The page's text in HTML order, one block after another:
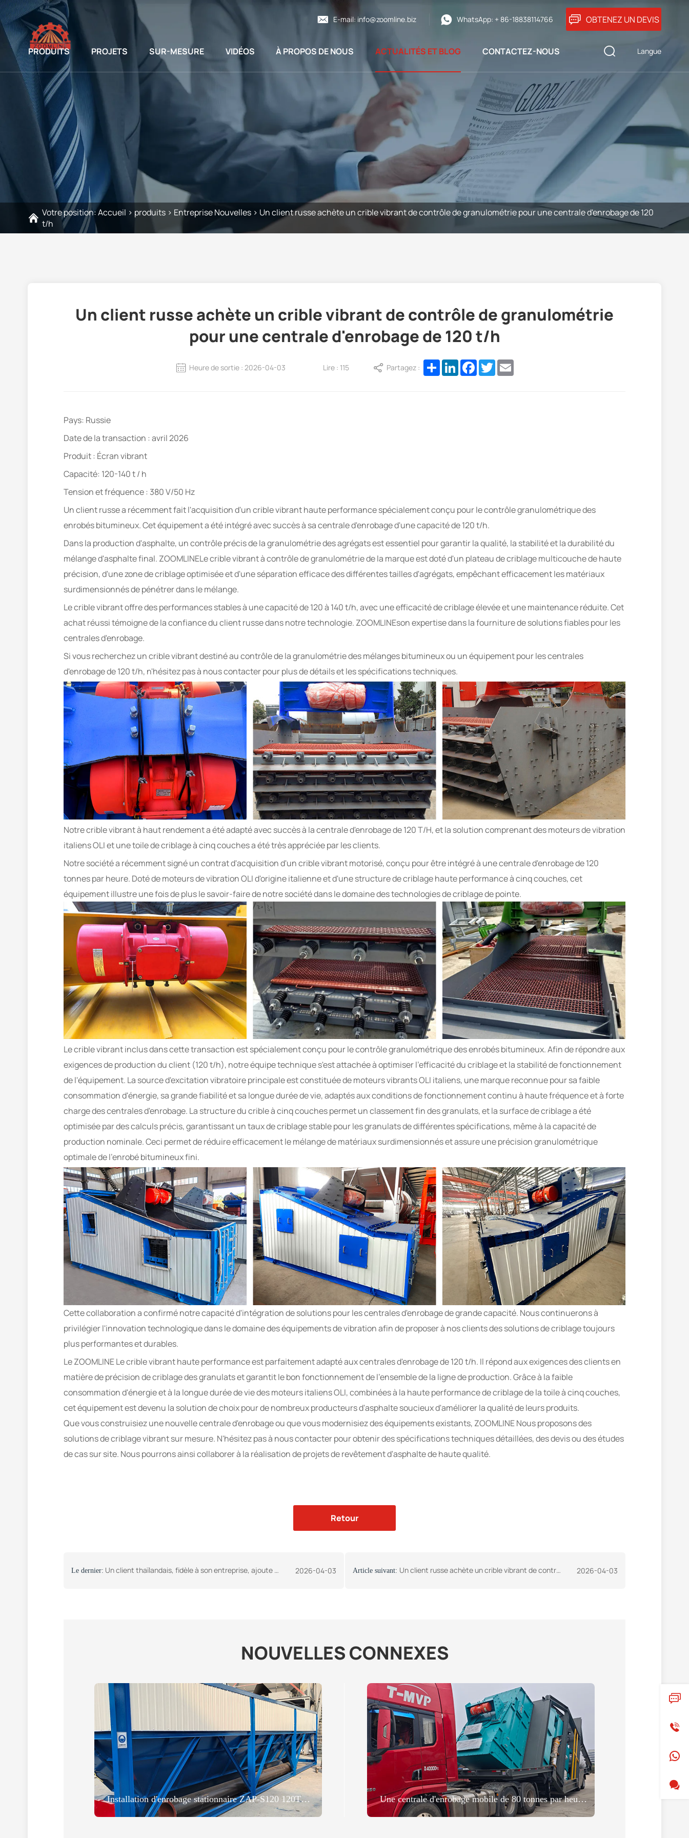
E-mail: info@zoomline.biz WhatsApp: + 86-18838114766 OBTENEZ UN DEVIS
PRODUITS PROJETS SUR-MESURE VIDÉOS À PROPOS DE NOUS ACTUALITÉS ET BLOG CONTACTEZ-NOUS Langue
Votre position:Accueil > produits> Entreprise Nouvelles> Un client russe achète un crible vibrant de contrôle de granulométrie pour une centrale d'enrobage de 120
t/h
Un client russe achète un crible vibrant de contrôle de granulométrie
pour une centrale d'enrobage de 120 t/h
Heure de sortie : 2026-04-03 Lire : 115 Partagez : ShareLinkedInFacebook
TwitterEmail
Pays: Russie
Date de la transaction : avril 2026
Produit : Écran vibrant
Capacité: 120-140 t / h
Tension et fréquence : 380 V/50 Hz
Un client russe a récemment fait l'acquisition d'un crible vibrant haute performance spécialement conçu pour le contrôle granulométrique des
enrobés bitumineux. Cet équipement a été intégré avec succès à sa centrale d'enrobage d'une capacité de 120 t/h.
Dans la production d'asphalte, un contrôle précis de la granulométrie des agrégats est essentiel pour garantir la qualité, la stabilité et la durabilité du
mélange d'asphalte final. ZOOMLINELe crible vibrant à contrôle de granulométrie de la marque est doté d'un plateau de criblage multicouche de haute
précision, d'une zone de criblage optimisée et d'une séparation efficace des différentes tailles d'agrégats, empêchant efficacement les matériaux
surdimensionnés de pénétrer dans le mélange.
Le crible vibrant offre des performances stables à une capacité de 120 à 140 t/h, avec une efficacité de criblage élevée et une maintenance réduite. Cet
achat réussi témoigne de la confiance du client russe dans notre technologie. ZOOMLINEson expertise dans la fourniture de solutions fiables pour les
centrales d'enrobage.
Si vous recherchez un crible vibrant destiné au contrôle de la granulométrie des mélanges bitumineux ou un équipement pour les centrales
d'enrobage de 120 t/h, n'hésitez pas à nous contacter pour plus de détails et les spécifications techniques.
Notre crible vibrant à haut rendement a été adapté avec succès à la centrale d'enrobage de 120 T/H, et la solution comprenant des moteurs de vibration
italiens OLI et une toile de criblage à cinq couches a été très appréciée par les clients.
Notre société a récemment signé un contrat d'acquisition d'un crible vibrant motorisé, conçu pour être intégré à une centrale d'enrobage de 120
tonnes par heure. Doté de moteurs de vibration OLI d'origine italienne et d'une structure de criblage haute performance à cinq couches, cet
équipement illustre une fois de plus le savoir-faire de notre société dans le domaine des technologies de criblage de pointe.
Le crible vibrant inclus dans cette transaction est spécialement conçu pour le contrôle granulométrique des enrobés bitumineux. Afin de répondre aux
exigences de production du client (120 t/h), notre équipe technique s'est attachée à optimiser l'efficacité du criblage et la stabilité de fonctionnement
de l'équipement. La source d'excitation vibratoire principale est constituée de moteurs vibrants OLI italiens, une marque reconnue pour sa faible
consommation d'énergie, sa grande fiabilité et sa longue durée de vie, adaptés aux conditions de fonctionnement continu à haute fréquence et à forte
charge des centrales d'enrobage. La structure du crible à cinq couches permet un classement fin des granulats, et la surface de criblage a été
optimisée par des calculs précis, garantissant un taux de criblage stable pour les granulats de différentes spécifications, même à la capacité de
production nominale. Ceci permet de réduire efficacement le mélange de matériaux surdimensionnés et assure une précision granulométrique
optimale de l'enrobé bitumineux fini.
Cette collaboration a confirmé notre capacité d'intégration de solutions pour les centrales d'enrobage de grande capacité. Nous continuerons à
privilégier l'innovation technologique dans le domaine des équipements de vibration afin de proposer à nos clients des solutions de criblage toujours
plus performantes et durables.
Le ZOOMLINE Le crible vibrant haute performance est parfaitement adapté aux centrales d'enrobage de 120 t/h. Il répond aux exigences des clients en
matière de précision de criblage des granulats et garantit le bon fonctionnement de l'ensemble de la ligne de production. Grâce à la faible
consommation d'énergie et à la longue durée de vie des moteurs italiens OLI, combinées à la haute performance de criblage de la toile à cinq couches,
cet équipement est devenu la solution de choix pour de nombreux producteurs d'asphalte soucieux d'améliorer la qualité de leurs produits.
Que vous construisiez une nouvelle centrale d'enrobage ou que vous modernisiez des équipements existants, ZOOMLINE Nous proposons des
solutions de criblage vibrant sur mesure. N'hésitez pas à nous contacter pour obtenir des spécifications techniques détaillées, des devis ou des études
de cas sur site. Nous pourrons ainsi collaborer à la réalisation de projets de revêtement d'asphalte de haute qualité.
Retour
Le dernier: Un client thaïlandais, fidèle à son entreprise, ajoute de nouveaux équipements après la modernisation de son installation : une cuve à asphalte chauffée électriquement de 40 tonnes a été livrée avec succès. 2026-04-03 Article suivant: Un client russe achète un crible vibrant de contrôle de granulométrie pour une centrale d'enrobage de 120 t/h 2026-04-03
NOUVELLES CONNEXES
Installation d'enrobage stationnaire ZAP-S120 120TPH livrée au Laos Une centrale d'enrobage mobile de 80 tonnes par heure a été expédiée en Algérie pour soutenir la modernisation des infrastructures routières en Afrique du Nord.